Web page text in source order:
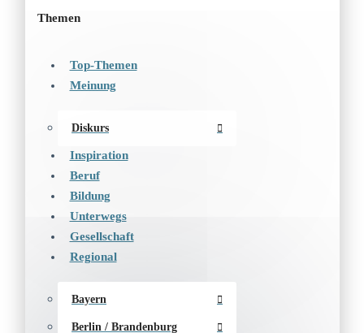
Themen
Top-Themen
Meinung
Diskurs
Inspiration
Beruf
Bildung
Unterwegs
Gesellschaft
Regional
Bayern
Berlin / Brandenburg